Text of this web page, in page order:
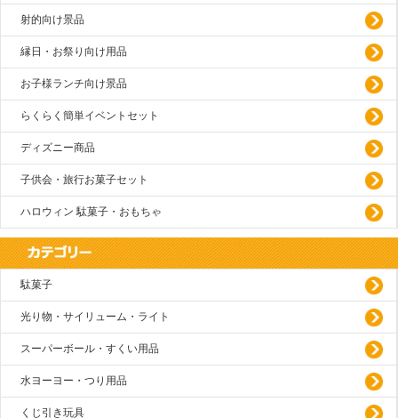
射的向け景品
縁日・お祭り向け用品
お子様ランチ向け景品
らくらく簡単イベントセット
ディズニー商品
子供会・旅行お菓子セット
ハロウィン 駄菓子・おもちゃ
駄菓子
光り物・サイリューム・ライト
スーパーボール・すくい用品
水ヨーヨー・つり用品
くじ引き玩具